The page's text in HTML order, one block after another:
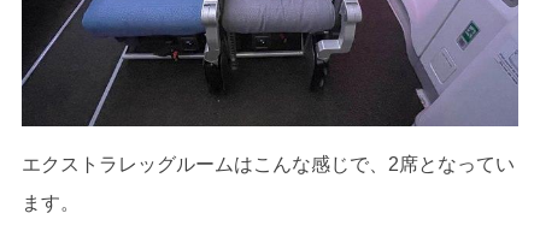
エクストラレッグルームはこんな感じで、2席となってい
ます。